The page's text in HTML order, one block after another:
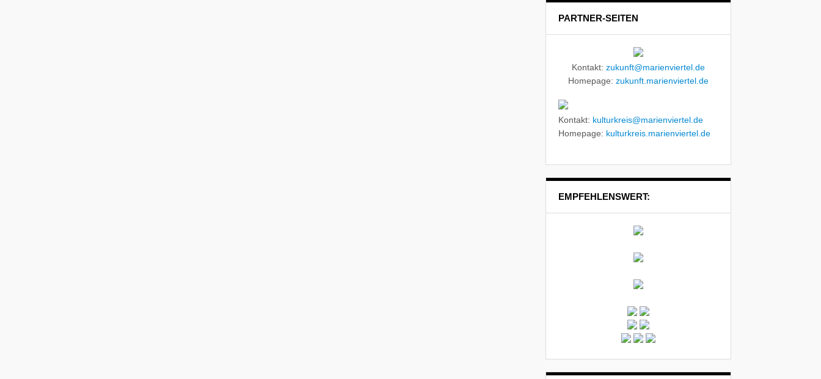
PARTNER-SEITEN
Kontakt: zukunft@marienviertel.de
Homepage: zukunft.marienviertel.de
Kontakt: kulturkreis@marienviertel.de
Homepage: kulturkreis.marienviertel.de
EMPFEHLENSWERT: